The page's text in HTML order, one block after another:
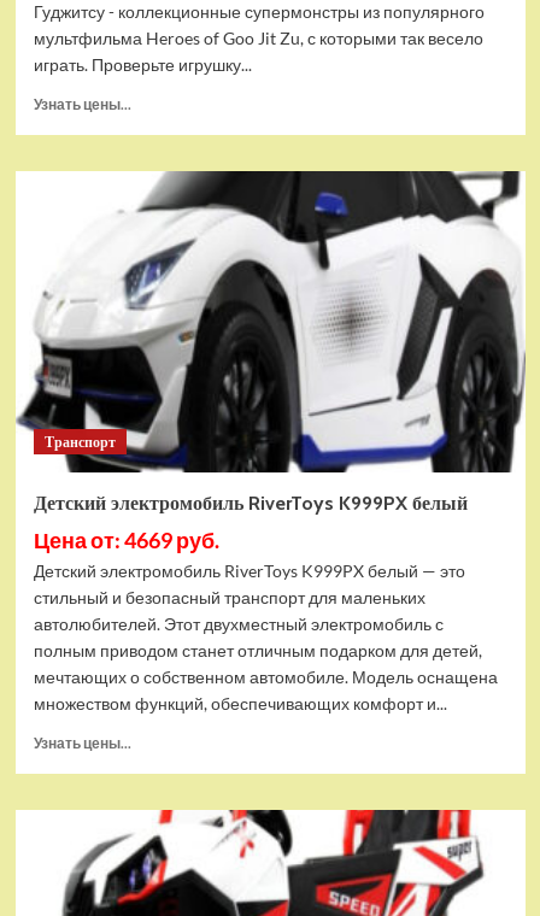
Гуджитсу - коллекционные супермонстры из популярного
мультфильма Heroes of Goo Jit Zu, с которыми так весело
играть. Проверьте игрушку...
Узнать цены...
Тянущаяся
игрушка
Гуджитсу
и
Гигабивень
Водная
Атака
Транспорт
Детский электромобиль RiverToys K999PX белый
Цена от: 4669 руб.
Детский электромобиль RiverToys K999PX белый — это
стильный и безопасный транспорт для маленьких
автолюбителей. Этот двухместный электромобиль с
полным приводом станет отличным подарком для детей,
мечтающих о собственном автомобиле. Модель оснащена
множеством функций, обеспечивающих комфорт и...
Узнать цены...
Детский
электромобиль
RiverToys
K999PX
белый